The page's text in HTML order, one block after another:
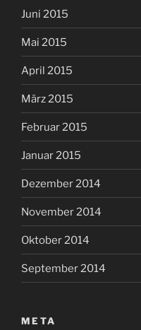
Juni 2015
Mai 2015
April 2015
März 2015
Februar 2015
Januar 2015
Dezember 2014
November 2014
Oktober 2014
September 2014
META